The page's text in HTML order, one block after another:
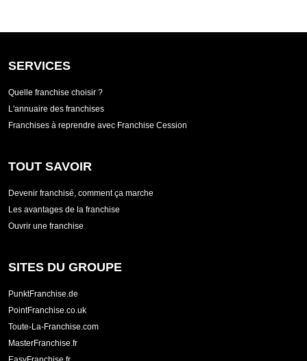
SERVICES
Quelle franchise choisir ?
L'annuaire des franchises
Franchises à reprendre avec Franchise Cession
TOUT SAVOIR
Devenir franchisé, comment ça marche
Les avantages de la franchise
Ouvrir une franchise
SITES DU GROUPE
PunktFranchise.de
PointFranchise.co.uk
Toute-La-Franchise.com
MasterFranchise.fr